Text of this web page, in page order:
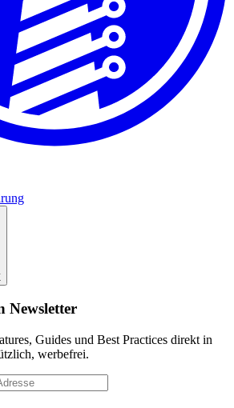
Newsletter
Guides und Best Practices direkt in
werbefrei.